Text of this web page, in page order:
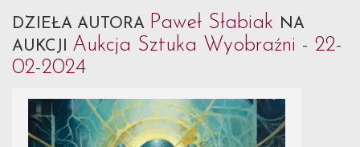
DZIEŁA AUTORA Paweł Słabiak NA
AUKCJI Aukcja Sztuka Wyobraźni - 22-
02-2024